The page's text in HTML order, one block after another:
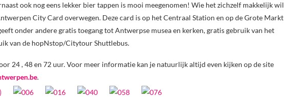
ook nog eens lekker bier tappen is mooi meegenomen! Wie het zichzelf makkelijk wil
City Card overwegen. Deze card is op het Centraal Station en op de Grote Markt
onder andere gratis toegang tot Antwerpse musea en kerken, gratis gebruik van het
van de hopNstop/Citytour Shuttlebus.
24 , 48 en 72 uur. Voor meer informatie kan je natuurlijk altijd even kijken op de site
.